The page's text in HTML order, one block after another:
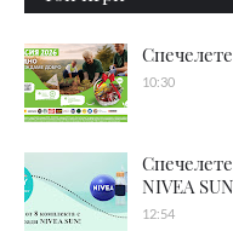
10:30
NIVEA SUN
12:54